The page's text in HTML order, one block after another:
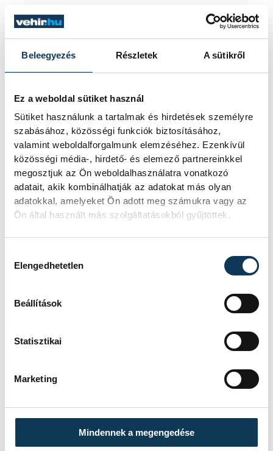
Beleegyezés Részletek A sütikről
Ez a weboldal sütiket használ
Sütiket használunk a tartalmak és hirdetések személyre
szabásához, közösségi funkciók biztosításához,
valamint weboldalforgalmunk elemzéséhez. Ezenkívül
közösségi média-, hirdető- és elemező partnereinkkel
megosztjuk az Ön weboldalhasználatra vonatkozó
adatait, akik kombinálhatják az adatokat más olyan
adatokkal, amelyeket Ön adott meg számukra vagy az
Ön által használt más szolgáltatásokból gyűjtöttek.
Elengedhetetlen
Beállítások
Statisztikai
Marketing
Mindennek a megengedése
Bernadették pedig: „Ezen mindketten elég
sokat gondolkodtunk, de arra jutottunk,
hogy valószínűleg nincs ilyen. Mindketten
tennénk hozzá, hogy egymás nélkül is
elértük volna ugyanezeket a dolgokat az
életünkben, csak sokkal később.
Mondhatni szinergistái vagyunk
egymásnak.”
Végezetül tanácsot kértünk mindkét
pártól, mire kell kiemelt figyelmet fordítani